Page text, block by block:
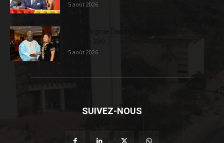
5 août 2026
5 août 2026
SUIVEZ-NOUS